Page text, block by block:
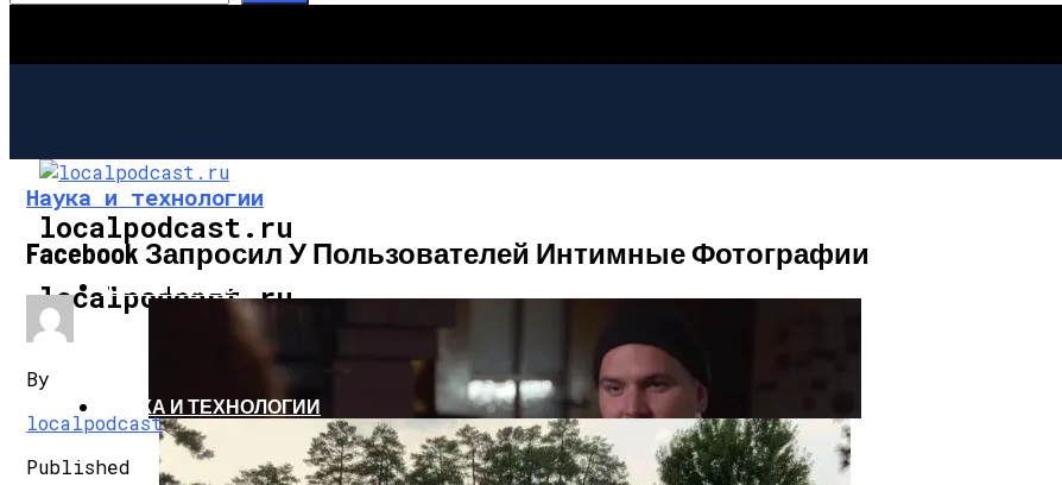
localpodcast.ru
localpodcast.ru
ШОУ-БИЗНЕС
НАУКА И ТЕХНОЛОГИИ
Наука и технологии
Facebook Запросил У Пользователей Интимные Фотографии
By
localpodcast
Published